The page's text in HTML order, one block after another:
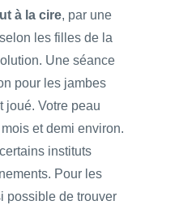
à la cire, par une
les filles de la
Une séance
pour les jambes
joué. Votre peau
et demi environ.
instituts
Pour les
possible de trouver